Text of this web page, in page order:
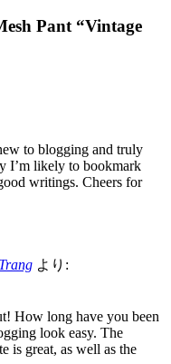
Pant “Vintage
to blogging and truly
I’m likely to bookmark
writings. Cheers for
より:
How long have you been
look easy. The
is great, as well as the